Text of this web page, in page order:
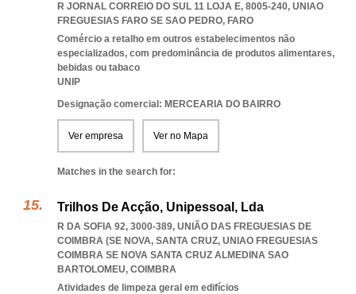
R JORNAL CORREIO DO SUL 11 LOJA E, 8005-240, UNIAO
FREGUESIAS FARO SE SAO PEDRO, FARO
Comércio a retalho em outros estabelecimentos não
especializados, com predominância de produtos alimentares,
bebidas ou tabaco
UNIP
Designação comercial: MERCEARIA DO BAIRRO
Ver empresa Ver no Mapa
Matches in the search for:
Trilhos De Acção, Unipessoal, Lda
R DA SOFIA 92, 3000-389, UNIÃO DAS FREGUESIAS DE
COIMBRA (SE NOVA, SANTA CRUZ, UNIAO FREGUESIAS
COIMBRA SE NOVA SANTA CRUZ ALMEDINA SAO
BARTOLOMEU, COIMBRA
Atividades de limpeza geral em edifícios